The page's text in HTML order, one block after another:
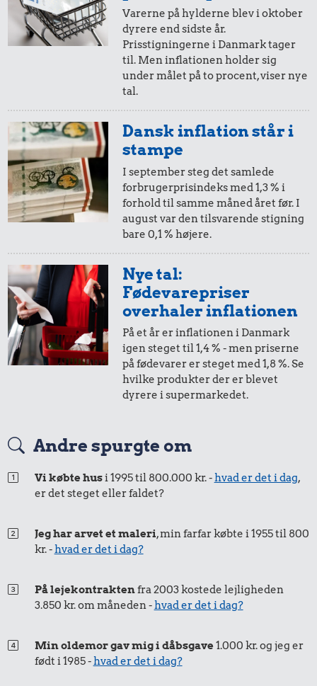
1 kg havregryn
16 kr.
80 kr.
Biografbillet
13 kr.
Sodavand
Franskbrød
20 kr.
27 kr.
Bakke jordbær Hund
5.041 kr. 21 kr.
Rugbrød
20,-
i 2018
= 23,-
i 2023
11,-
5,-
i 2018
= 6,-
i 2023
2,-
i 2018 i 2023
1,-
i 2018
= 1,-
i 2023
i 2018
Varerne på hylderne blev i oktober
dyrere end sidste år.
Prisstigningerne i Danmark tager
til. Men inflationen holder sig
under målet på to procent, viser nye
tal.
Dansk inflation står i
stampe
I september steg det samlede
forbrugerprisindeks med 1,3 % i
forhold til samme måned året før. I
august var den tilsvarende stigning
bare 0,1 % højere.
Nye tal:
Fødevarepriser
overhaler inflationen
På et år er inflationen i Danmark
igen steget til 1,4 % - men priserne
på fødevarer er steget med 1,8 %. Se
hvilke produkter der er blevet
dyrere i supermarkedet.
Andre spurgte om
Vi købte husi 1995 til 800.000 kr. -hvad er det i dag,
er det steget eller faldet?
Jeg har arvet et maleri, min farfar købte i 1955 til 800
kr. -hvad er det i dag?
På lejekontraktenfra 2003 kostede lejligheden
3.850 kr. om måneden -hvad er det i dag?
Min oldemor gav mig i dåbsgave1.000 kr. og jeg er
født i 1985 -hvad er det i dag?